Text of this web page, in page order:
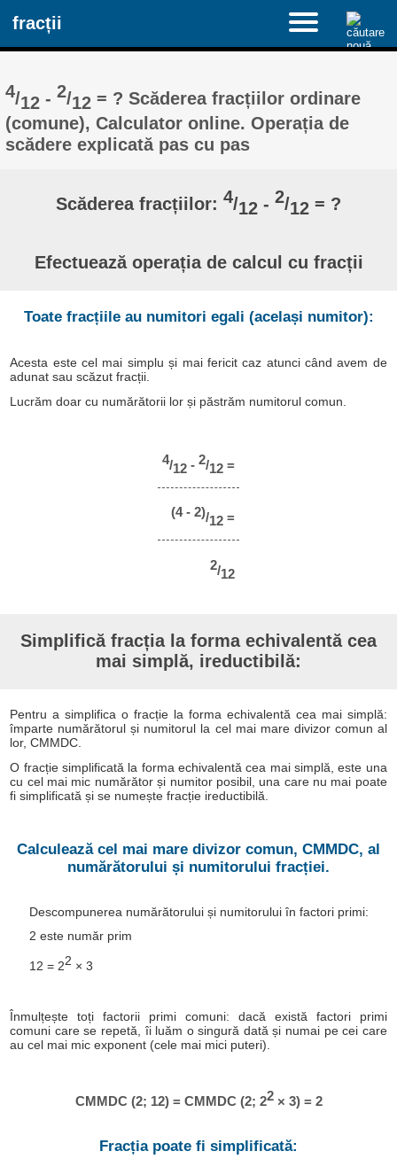
fracții
4/12 -2/12 = ? Scăderea fracțiilor ordinare
(comune), Calculator online. Operația de
scădere explicată pas cu pas
Scăderea fracțiilor: 4/12 - 2/12 = ?
Efectuează operația de calcul cu fracții
Toate fracțiile au numitori egali (același numitor):
Acesta este cel mai simplu și mai fericit caz atunci când avem de
adunat sau scăzut fracții.
Lucrăm doar cu numărătorii lor și păstrăm numitorul comun.
4/12 - 2/12 =
(4 - 2)/12 =
2/12
Simplifică fracția la forma echivalentă cea
mai simplă, ireductibilă:
Pentru a simplifica o fracție la forma echivalentă cea mai simplă:
împarte numărătorul și numitorul la cel mai mare divizor comun al
lor, CMMDC.
O fracție simplificată la forma echivalentă cea mai simplă, este una
cu cel mai mic numărător și numitor posibil, una care nu mai poate
fi simplificată și se numește fracție ireductibilă.
Calculează cel mai mare divizor comun, CMMDC, al
numărătorului și numitorului fracției.
Descompunerea numărătorului și numitorului în factori primi:
2 este număr prim
12 = 22 × 3
Înmulțește toți factorii primi comuni: dacă există factori primi
comuni care se repetă, îi luăm o singură dată și numai pe cei care
au cel mai mic exponent (cele mai mici puteri).
CMMDC (2; 12) = CMMDC (2; 22× 3) = 2
Fracția poate fi simplificată: